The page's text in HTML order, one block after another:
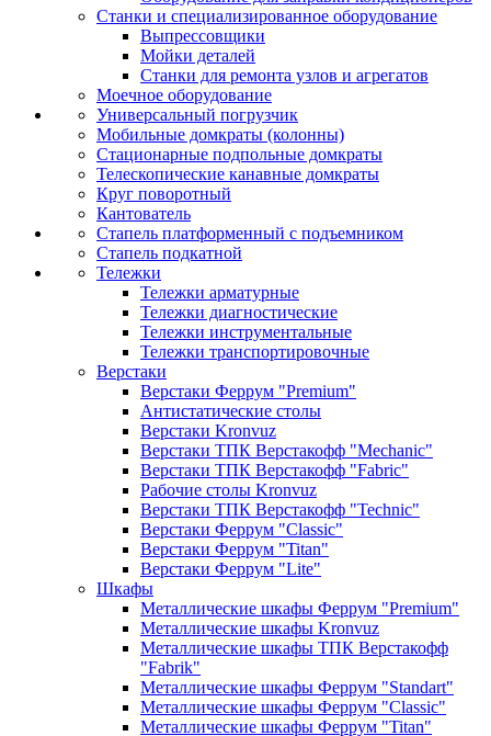
Станки и специализированное оборудование
Выпрессовщики
Мойки деталей
Станки для ремонта узлов и агрегатов
Моечное оборудование
Универсальный погрузчик
Мобильные домкраты (колонны)
Стационарные подпольные домкраты
Телескопические канавные домкраты
Круг поворотный
Кантователь
Стапель платформенный с подъемником
Стапель подкатной
Тележки
Тележки арматурные
Тележки диагностические
Тележки инструментальные
Тележки транспортировочные
Верстаки
Верстаки Феррум "Premium"
Антистатические столы
Верстаки Kronvuz
Верстаки ТПК Верстакофф "Mechanic"
Верстаки ТПК Верстакофф "Fabric"
Рабочие столы Kronvuz
Верстаки ТПК Верстакофф "Technic"
Верстаки Феррум "Classic"
Верстаки Феррум "Titan"
Верстаки Феррум "Lite"
Шкафы
Металлические шкафы Феррум "Premium"
Металлические шкафы Kronvuz
Металлические шкафы ТПК Верстакофф
"Fabrik"
Металлические шкафы Феррум "Standart"
Металлические шкафы Феррум "Classic"
Металлические шкафы Феррум "Titan"